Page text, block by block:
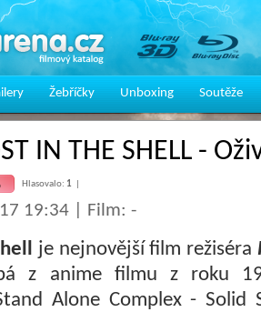
Žebříčky Unboxing Soutěže
IN THE SHELL -
Hlasovalo: 1
19:34 | Film: -
je nejnovější film režiséra
z anime filmu z roku
Alone Complex - Solid